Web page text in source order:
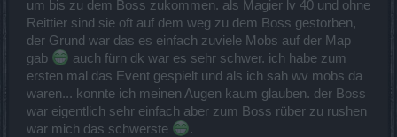
um bis zu dem Boss zukommen. als Magier lv 40 und ohne
Reittier sind sie oft auf dem weg zu dem Boss gestorben,
der Grund war das es einfach zuviele Mobs auf der Map
gab
auch fürn dk war es sehr schwer. ich habe zum
ersten mal das Event gespielt und als ich sah wv mobs da
waren... konnte ich meinen Augen kaum glauben. der Boss
war eigentlich sehr einfach aber zum Boss rüber zu rushen
war mich das schwerste
.